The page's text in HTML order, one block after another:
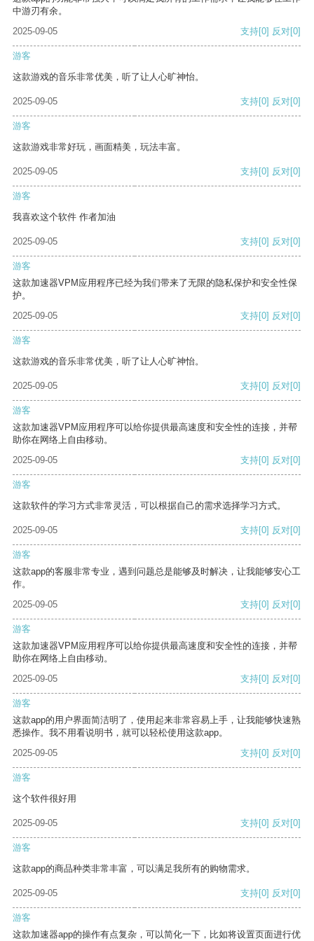
中游刃有余。
2025-09-05
支持[0] 反对[0]
游客
这款游戏的音乐非常优美，听了让人心旷神怡。
2025-09-05 支持[0] 反对[0]
游客
这款游戏非常好玩，画面精美，玩法丰富。
2025-09-05 支持[0] 反对[0]
游客
我喜欢这个软件 作者加油
2025-09-05 支持[0] 反对[0]
游客
这款加速器VPM应用程序已经为我们带来了无限的隐私保护和安全性保
护。
2025-09-05
支持[0] 反对[0]
游客
这款游戏的音乐非常优美，听了让人心旷神怡。
2025-09-05 支持[0] 反对[0]
游客
这款加速器VPM应用程序可以给你提供最高速度和安全性的连接，并帮
助你在网络上自由移动。
2025-09-05
支持[0] 反对[0]
游客
这款软件的学习方式非常灵活，可以根据自己的需求选择学习方式。
2025-09-05 支持[0] 反对[0]
游客
这款app的客服非常专业，遇到问题总是能够及时解决，让我能够安心工
作。
2025-09-05
支持[0] 反对[0]
游客
这款加速器VPM应用程序可以给你提供最高速度和安全性的连接，并帮
助你在网络上自由移动。
2025-09-05
支持[0] 反对[0]
游客
这款app的用户界面简洁明了，使用起来非常容易上手，让我能够快速熟
悉操作。我不用看说明书，就可以轻松使用这款app。
2025-09-05
支持[0] 反对[0]
游客
这个软件很好用
2025-09-05 支持[0] 反对[0]
游客
这款app的商品种类非常丰富，可以满足我所有的购物需求。
2025-09-05 支持[0] 反对[0]
游客
这款加速器app的操作有点复杂，可以简化一下，比如将设置页面进行优